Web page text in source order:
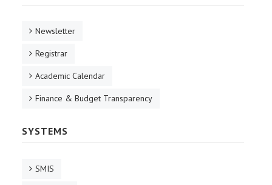
Newsletter
Registrar
Academic Calendar
Finance & Budget Transparency
SYSTEMS
SMIS